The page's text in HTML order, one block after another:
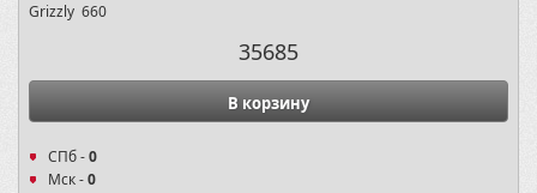
Grizzly 660
35685
В корзину
СПб -0
Мск -0